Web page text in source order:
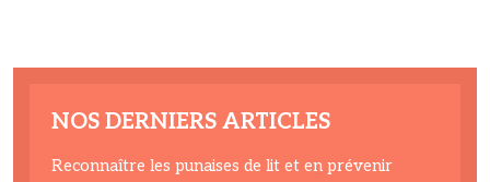
NOS DERNIERS ARTICLES
Reconnaître les punaises de lit et en prévenir